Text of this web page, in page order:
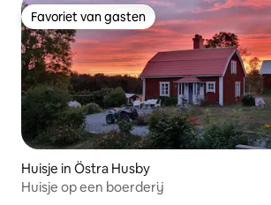
Favoriet van gasten
Favoriet van gasten
Huisje in Östra Husby
Huisje op een boerderij